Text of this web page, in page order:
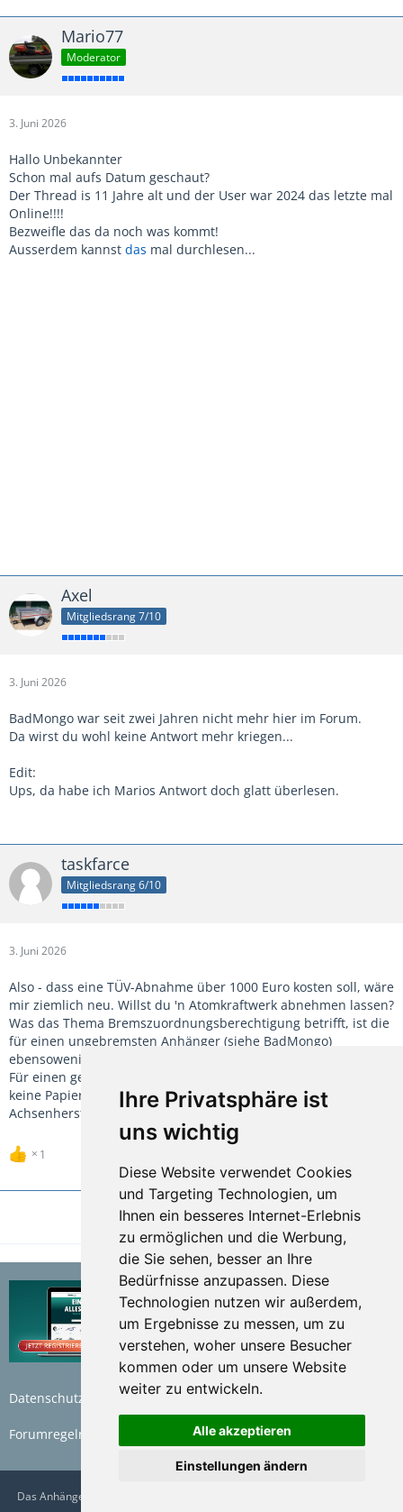
Ihre Privatsphäre ist
uns wichtig
Diese Website verwendet Cookies
und Targeting Technologien, um
Ihnen ein besseres Internet-Erlebnis
zu ermöglichen und die Werbung,
die Sie sehen, besser an Ihre
Bedürfnisse anzupassen. Diese
Technologien nutzen wir außerdem,
um Ergebnisse zu messen, um zu
verstehen, woher unsere Besucher
kommen oder um unsere Website
weiter zu entwickeln.
Alle akzeptieren
Einstellungen ändern
Mario77
Moderator
3. Juni 2026
Hallo Unbekannter
Schon mal aufs Datum geschaut?
Der Thread is 11 Jahre alt und der User war 2024 das letzte mal
Online!!!!
Bezweifle das da noch was kommt!
Ausserdem kannst das mal durchlesen...
Axel
Mitgliedsrang 7/10
3. Juni 2026
BadMongo war seit zwei Jahren nicht mehr hier im Forum.
Da wirst du wohl keine Antwort mehr kriegen...
Edit:
Ups, da habe ich Marios Antwort doch glatt überlesen.
taskfarce
Mitgliedsrang 6/10
3. Juni 2026
Also - dass eine TÜV-Abnahme über 1000 Euro kosten soll, wäre
mir ziemlich neu. Willst du 'n Atomkraftwerk abnehmen lassen?
Was das Thema Bremszuordnungsberechtigung betrifft, ist die
für einen ungebremsten Anhänger (siehe BadMongo)
ebensowenig relevant wie für das Atomkraftwerk.
Für einen gebremsten Anhänger natürlich vorzuhalten, falls es
keine Papiere gibt. Aber sowas gibt's von nico.info oder den
Achsenhersteller ohne Probleme.
1
1 2
Datenschutzerklärung Nutzungsbedingungen
Forumregeln
Das AnhängerForum.de wird betrieben von der Bünte Marketplace GmbH